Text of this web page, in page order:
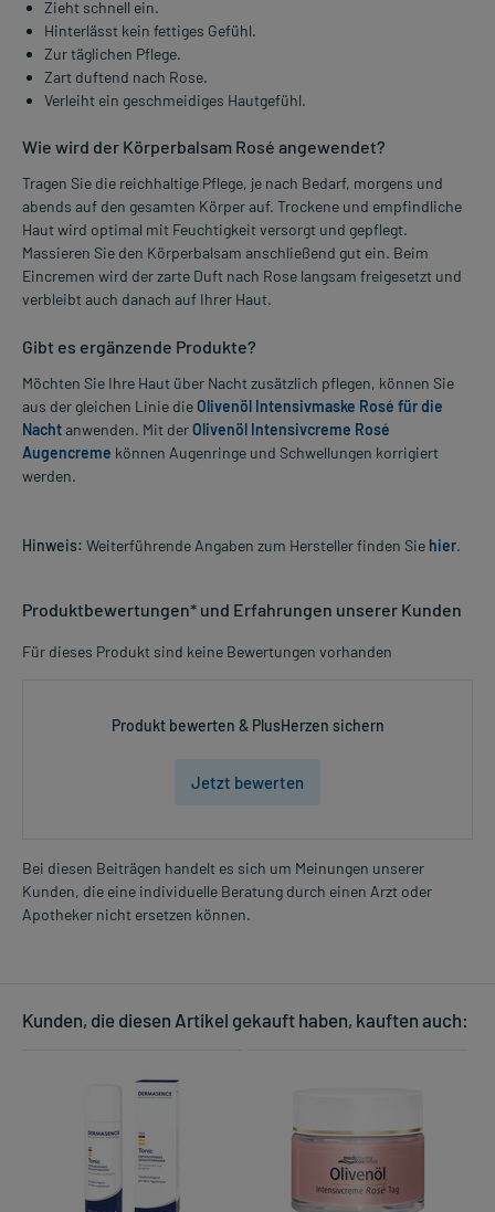
Zieht schnell ein.
Hinterlässt kein fettiges Gefühl.
Zur täglichen Pflege.
Zart duftend nach Rose.
Verleiht ein geschmeidiges Hautgefühl.
Wie wird der Körperbalsam Rosé angewendet?
Tragen Sie die reichhaltige Pflege, je nach Bedarf, morgens und
abends auf den gesamten Körper auf. Trockene und empfindliche
Haut wird optimal mit Feuchtigkeit versorgt und gepflegt.
Massieren Sie den Körperbalsam anschließend gut ein. Beim
Eincremen wird der zarte Duft nach Rose langsam freigesetzt und
verbleibt auch danach auf Ihrer Haut.
Gibt es ergänzende Produkte?
Möchten Sie Ihre Haut über Nacht zusätzlich pflegen, können Sie
aus der gleichen Linie dieOlivenöl Intensivmaske Rosé für die
Nachtanwenden. Mit derOlivenöl Intensivcreme Rosé
Augencreme können Augenringe und Schwellungen korrigiert
werden.
Hinweis: Weiterführende Angaben zum Hersteller finden Sie hier.
Produktbewertungen* und Erfahrungen unserer Kunden
Für dieses Produkt sind keine Bewertungen vorhanden
Produkt bewerten & PlusHerzen sichern
Jetzt bewerten
Bei diesen Beiträgen handelt es sich um Meinungen unserer
Kunden, die eine individuelle Beratung durch einen Arzt oder
Apotheker nicht ersetzen können.
Kunden, die diesen Artikel gekauft haben, kauften auch: